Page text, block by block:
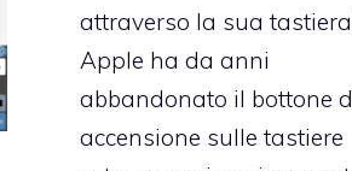
attraverso la sua
Apple ha da anni
abbandonato il bottone
accensione sulle tastiere